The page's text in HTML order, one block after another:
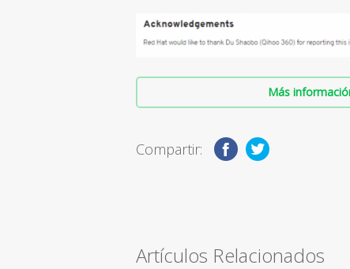
Más
Compartir:
Artículos Relacionados